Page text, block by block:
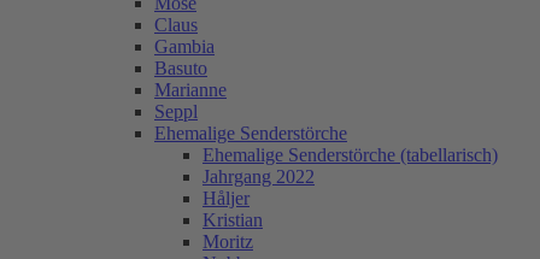
Claus
Gambia
Basuto
Marianne
Seppl
Ehemalige Senderstörche
Ehemalige Senderstörche (tabellarisch)
Jahrgang 2022
Håljer
Kristian
Moritz